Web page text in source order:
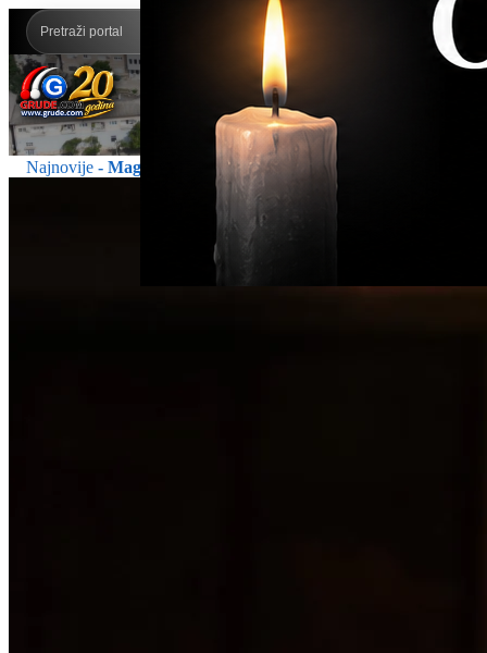
Najnovije - Magazin